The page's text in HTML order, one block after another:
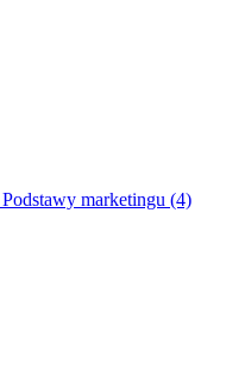
Podstawy marketingu (4)